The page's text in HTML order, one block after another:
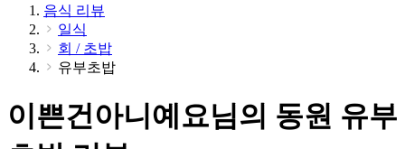
음식 리뷰
일식
회 / 초밥
유부초밥
이쁜건아니예요님의 동원 유부